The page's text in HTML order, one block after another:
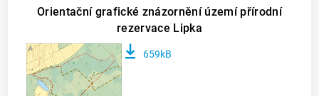
Orientační grafické znázornění území přírodní
rezervace Lipka
659kB